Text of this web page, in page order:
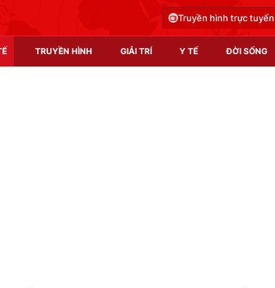
Truyền hình trực tuyến
TRUYỀN HÌNH GIẢI TRÍ Y TẾ ĐỜI SỐNG